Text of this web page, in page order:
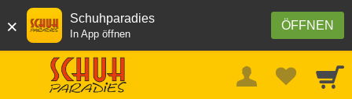
× ÖFFNEN
Schuhparadies
In App öffnen